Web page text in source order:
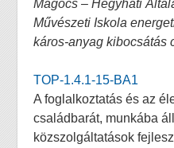
Mágocs – Hegyháti
Művészeti Iskola
káros-anyag kibocsátás
TOP-1.4.1-15-BA1
A foglalkoztatás és az
családbarát, munkába
közszolgáltatások